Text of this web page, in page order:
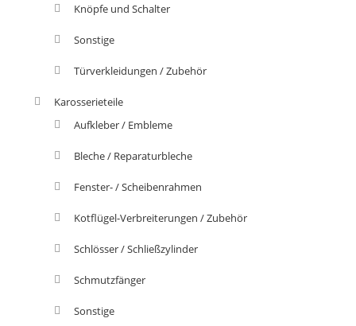
Knöpfe und Schalter
Sonstige
Türverkleidungen / Zubehör
Karosserieteile
Aufkleber / Embleme
Bleche / Reparaturbleche
Fenster- / Scheibenrahmen
Kotflügel-Verbreiterungen / Zubehör
Schlösser / Schließzylinder
Schmutzfänger
Sonstige